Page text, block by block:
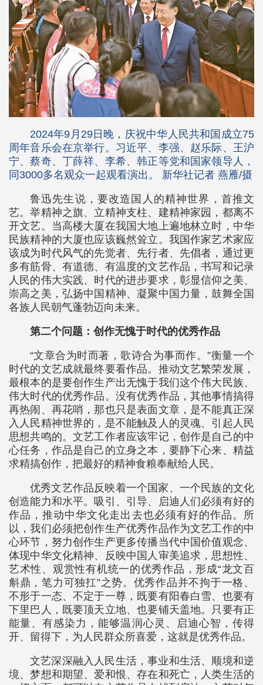
2024年9月29日晚，庆祝中华人民共和国成立75
周年音乐会在京举行。习近平、李强、赵乐际、王沪
宁、蔡奇、丁薛祥、李希、韩正等党和国家领导人，
同3000多名观众一起观看演出。 新华社记者 燕雁/摄
鲁迅先生说，要改造国人的精神世界，首推文
艺。举精神之旗、立精神支柱、建精神家园，都离不
开文艺。当高楼大厦在我国大地上遍地林立时，中华
民族精神的大厦也应该巍然耸立。我国作家艺术家应
该成为时代风气的先觉者、先行者、先倡者，通过更
多有筋骨、有道德、有温度的文艺作品，书写和记录
人民的伟大实践、时代的进步要求，彰显信仰之美、
崇高之美，弘扬中国精神、凝聚中国力量，鼓舞全国
各族人民朝气蓬勃迈向未来。
第二个问题：创作无愧于时代的优秀作品
“文章合为时而著，歌诗合为事而作。”衡量一个
时代的文艺成就最终要看作品。推动文艺繁荣发展，
最根本的是要创作生产出无愧于我们这个伟大民族、
伟大时代的优秀作品。没有优秀作品，其他事情搞得
再热闹、再花哨，那也只是表面文章，是不能真正深
入人民精神世界的，是不能触及人的灵魂、引起人民
思想共鸣的。文艺工作者应该牢记，创作是自己的中
心任务，作品是自己的立身之本，要静下心来、精益
求精搞创作，把最好的精神食粮奉献给人民。
优秀文艺作品反映着一个国家、一个民族的文化
创造能力和水平。吸引、引导、启迪人们必须有好的
作品，推动中华文化走出去也必须有好的作品。所
以，我们必须把创作生产优秀作品作为文艺工作的中
心环节，努力创作生产更多传播当代中国价值观念、
体现中华文化精神、反映中国人审美追求，思想性、
艺术性、观赏性有机统一的优秀作品，形成“龙文百
斛鼎，笔力可独扛”之势。优秀作品并不拘于一格、
不形于一态、不定于一尊，既要有阳春白雪、也要有
下里巴人，既要顶天立地、也要铺天盖地。只要有正
能量、有感染力，能够温润心灵、启迪心智，传得
开、留得下，为人民群众所喜爱，这就是优秀作品。
文艺深深融入人民生活，事业和生活、顺境和逆
境、梦想和期望、爱和恨、存在和死亡，人类生活的